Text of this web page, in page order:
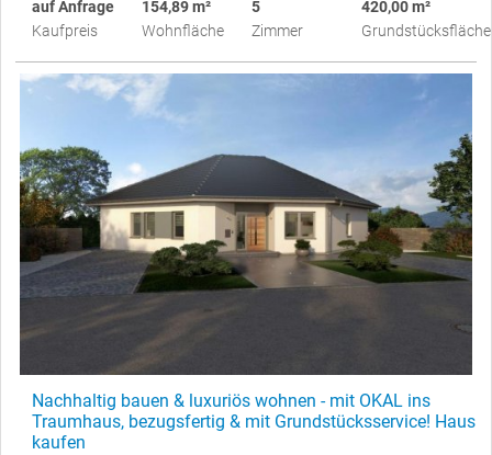
auf Anfrage
Kaufpreis
154,89 m²
Wohnfläche
5
Zimmer
420,00 m²
Grundstücksfläche
Nachhaltig bauen & luxuriös wohnen - mit OKAL ins
Traumhaus, bezugsfertig & mit Grundstücksservice! Haus
kaufen